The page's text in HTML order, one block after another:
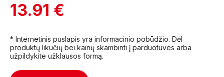
13.91 €
* Internetinis puslapis yra informacinio pobūdžio. Dėl
produktų likučių bei kainų skambinti į parduotuves arba
užpildykite užklausos formą.